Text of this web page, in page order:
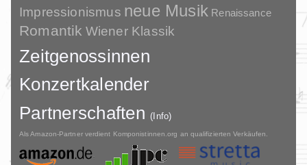
Impressionismus neue Musik Renaissance
Romantik Wiener Klassik
Zeitgenossinnen
Konzertkalender
Partnerschaften(Info)
Als Amazon-Partner verdient Komponistinnen.org an qualifizierten Verkäufen.